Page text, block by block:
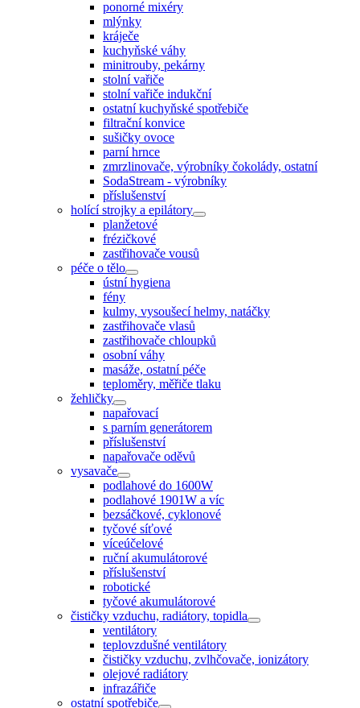
ponorné mixéry
mlýnky
kráječe
kuchyňské váhy
minitrouby, pekárny
stolní vařiče
stolní vařiče indukční
ostatní kuchyňské spotřebiče
filtrační konvice
sušičky ovoce
parní hrnce
zmrzlinovače, výrobníky čokolády, ostatní
SodaStream - výrobníky
příslušenství
holící strojky a epilátory
planžetové
frézičkové
zastřihovače vousů
péče o tělo
ústní hygiena
fény
kulmy, vysoušecí helmy, natáčky
zastřihovače vlasů
zastřihovače chloupků
osobní váhy
masáže, ostatní péče
teploměry, měřiče tlaku
žehličky
napařovací
s parním generátorem
příslušenství
napařovače oděvů
vysavače
podlahové do 1600W
podlahové 1901W a víc
bezsáčkové, cyklonové
tyčové síťové
víceúčelové
ruční akumulátorové
příslušenství
robotické
tyčové akumulátorové
čističky vzduchu, radiátory, topidla
ventilátory
teplovzdušné ventilátory
čističky vzduchu, zvlhčovače, ionizátory
olejové radiátory
infrazářiče
ostatní spotřebiče